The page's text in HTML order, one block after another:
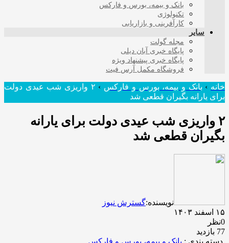
بانک و بیمه، بورس و فارکس
تکنولوژی
کارآفرینی و بازاریابی
سایر
مجله گولت
پایگاه خبری آبان دیلی
پایگاه خبری پیشنهاد ویژه
فروشگاه مکمل آرس فیت
خانه › بانک و بیمه، بورس و فارکس ›
۲ واریزی شب عیدی دولت
برای یارانه بگیران قطعی شد
۲ واریزی شب عیدی دولت برای یارانه
بگیران قطعی شد
نویسنده:گسترش نیوز
۱۵ اسفند ۱۴۰۳
0نظر
77 بازدید
دسته بندی : بانک و بیمه، بورس و فارکس